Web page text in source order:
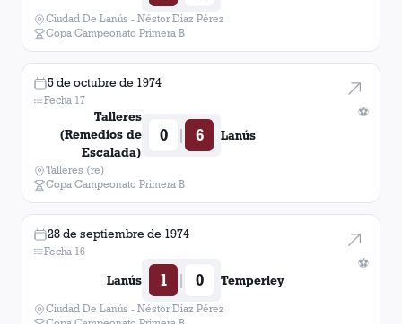
Ciudad De Lanús - Néstor Diaz Pérez
Copa Campeonato Primera B
⚽
5 de octubre de 1974
Fecha 17
Talleres
(Remedios de
Escalada)
0 | 6 Lanús
Talleres (re)
Copa Campeonato Primera B
⚽
28 de septiembre de 1974
Fecha 16
Lanús 1 | 0 Temperley
Ciudad De Lanús - Néstor Diaz Pérez